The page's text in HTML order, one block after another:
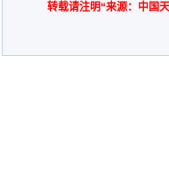
转载请注明“来源：中国天